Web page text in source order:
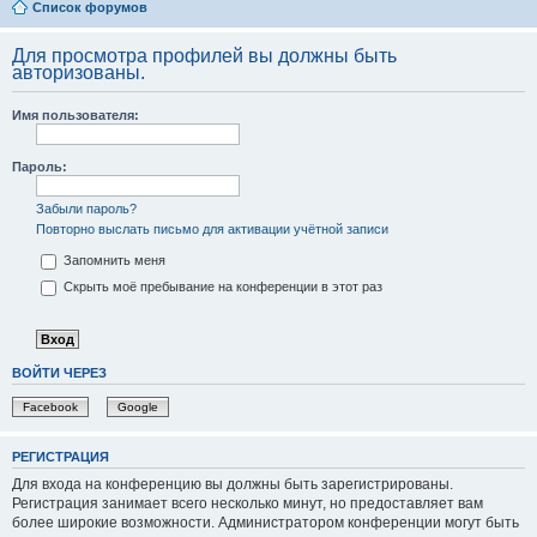
Список форумов
Для просмотра профилей вы должны быть
авторизованы.
Имя пользователя:
Пароль:
Забыли пароль?
Повторно выслать письмо для активации учётной записи
Запомнить меня
Скрыть моё пребывание на конференции в этот раз
ВОЙТИ ЧЕРЕЗ
Facebook Google
РЕГИСТРАЦИЯ
Для входа на конференцию вы должны быть зарегистрированы.
Регистрация занимает всего несколько минут, но предоставляет вам
более широкие возможности. Администратором конференции могут быть